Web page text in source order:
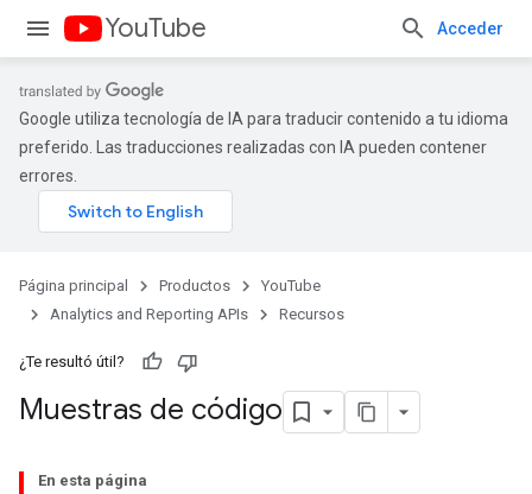
YouTube Acceder
Google utiliza tecnología de IA para traducir contenido a tu idioma
preferido. Las traducciones realizadas con IA pueden contener
errores.
Página principal Productos
YouTube
Analytics and Reporting APIs
Recursos
¿Te resultó útil?
Muestras de código
En esta página